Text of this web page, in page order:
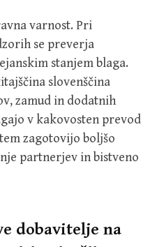
varnost. Pri
se preverja
stanjem blaga.
slovenščina
zamud in dodatnih
v kakovosten prevod
zagotovijo boljšo
partnerjev in bistveno
dobavitelje na